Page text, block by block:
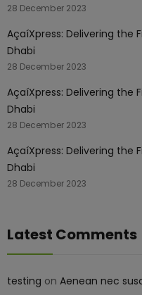
28 December 2023
AçaíXpress: Delivering the
Dhabi
28 December 2023
AçaíXpress: Delivering the
Dhabi
28 December 2023
AçaíXpress: Delivering the
Dhabi
28 December 2023
Latest Comments
testing on Aenean nec